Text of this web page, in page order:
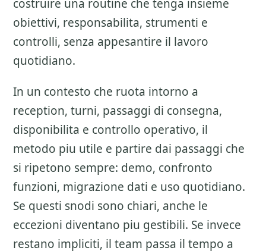
costruire una routine che tenga insieme
obiettivi, responsabilita, strumenti e
controlli, senza appesantire il lavoro
quotidiano.
In un contesto che ruota intorno a
reception, turni, passaggi di consegna,
disponibilita e controllo operativo, il
metodo piu utile e partire dai passaggi che
si ripetono sempre: demo, confronto
funzioni, migrazione dati e uso quotidiano.
Se questi snodi sono chiari, anche le
eccezioni diventano piu gestibili. Se invece
restano impliciti, il team passa il tempo a